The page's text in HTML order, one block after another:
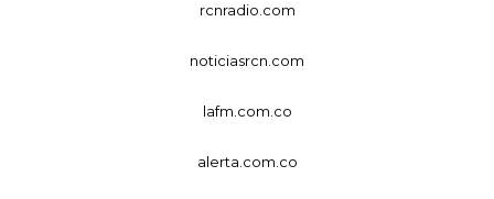
rcnradio.com
noticiasrcn.com
lafm.com.co
alerta.com.co